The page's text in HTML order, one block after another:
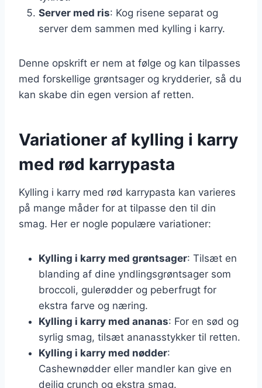
Server med ris: Kog risene separat og
server dem sammen med kylling i karry.
Denne opskrift er nem at følge og kan tilpasses
med forskellige grøntsager og krydderier, så du
kan skabe din egen version af retten.
Variationer af kylling i karry
med rød karrypasta
Kylling i karry med rød karrypasta kan varieres
på mange måder for at tilpasse den til din
smag. Her er nogle populære variationer:
Kylling i karry med grøntsager: Tilsæt en
blanding af dine yndlingsgrøntsager som
broccoli, gulerødder og peberfrugt for
ekstra farve og næring.
Kylling i karry med ananas: For en sød og
syrlig smag, tilsæt ananasstykker til retten.
Kylling i karry med nødder:
Cashewnødder eller mandler kan give en
dejlig crunch og ekstra smag.